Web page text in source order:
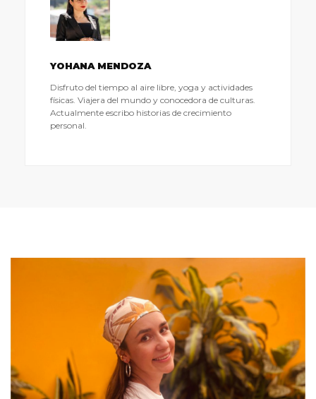
YOHANA MENDOZA
Disfruto del tiempo al aire libre, yoga y actividades
físicas. Viajera del mundo y conocedora de culturas.
Actualmente escribo historias de crecimiento
personal.